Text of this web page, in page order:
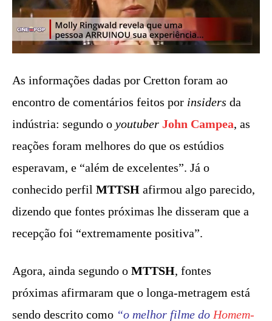
As informações dadas por Cretton foram ao
encontro de comentários feitos por insiders da
indústria: segundo o youtuber John Campea, as
reações foram melhores do que os estúdios
esperavam, e “além de excelentes”. Já o
conhecido perfil MTTSH afirmou algo parecido,
dizendo que fontes próximas lhe disseram que a
recepção foi “extremamente positiva”.
Agora, ainda segundo o MTTSH, fontes
próximas afirmaram que o longa-metragem está
sendo descrito como “o melhor filme do Homem-